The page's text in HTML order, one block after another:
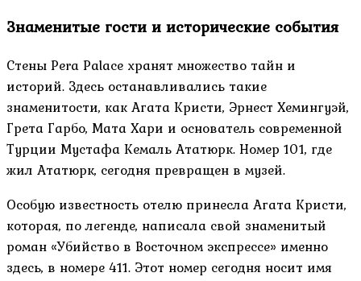
Знаменитые гости и исторические события
Стены Pera Palace хранят множество тайн и
историй. Здесь останавливались такие
знаменитости, как Агата Кристи, Эрнест Хемингуэй,
Грета Гарбо, Мата Хари и основатель современной
Турции Мустафа Кемаль Ататюрк. Номер 101, где
жил Ататюрк, сегодня превращен в музей.
Особую известность отелю принесла Агата Кристи,
которая, по легенде, написала свой знаменитый
роман «Убийство в Восточном экспрессе» именно
здесь, в номере 411. Этот номер сегодня носит имя